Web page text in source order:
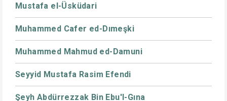
Mustafa el-Üsküdari
Muhammed Cafer ed-Dımeşki
Muhammed Mahmud ed-Damuni
Seyyid Mustafa Rasim Efendi
Şeyh Abdürrezzak Bin Ebu'l-Gına